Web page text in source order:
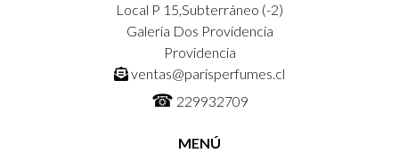
Local P 15,Subterráneo (-2)
Galeria Dos Providencia
Providencia
ventas@parisperfumes.cl
☎ 229932709
MENÚ